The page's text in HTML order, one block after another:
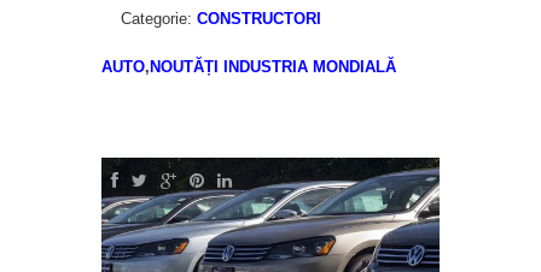
Categorie: CONSTRUCTORI
AUTO, NOUTĂȚI INDUSTRIA MONDIALĂ